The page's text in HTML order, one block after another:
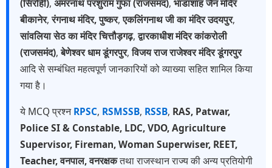
(सिरोही), अमरनाथ परशुराम गुफा (राजसमंद), भांडाशाह जैन मंदिर
बीकानेर,रंगनाथ मंदिर, पुष्कर,एकलिंगनाथ जी का मंदिर उदयपुर,
सांवलिया सेठ का मंदिर चित्तौड़गढ़,द्वारकाधीश मंदिर कांकरोली
(राजसमंद),बेणेश्वर धाम डूंगरपुर,विजय राज राजेश्वर मंदिर डूंगरपुर
आदि से सम्बंधित महत्वपूर्ण जानकारियों को व्याख्या सहित शामिल किया
गया है।
ये MCQ प्रश्नRPSC, RSMSSB, RSSB, RAS, Patwar,
Police SI & Constable, LDC, VDO, Agriculture
Supervisor, Fireman, Woman Superwiser, REET,
Teacher, वनपाल, वनरक्षकतथा राजस्थान राज्य की अन्य प्रतियोगी